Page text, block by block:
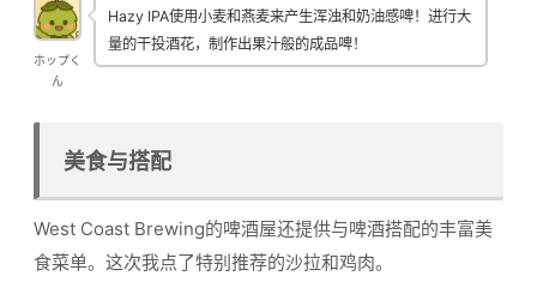
ホップく
ん
Hazy IPA使用小麦和燕麦来产生浑浊和奶油感啤！进行大
量的干投酒花，制作出果汁般的成品啤！
美食与搭配
West Coast Brewing的啤酒屋还提供与啤酒搭配的丰富美
食菜单。这次我点了特别推荐的沙拉和鸡肉。